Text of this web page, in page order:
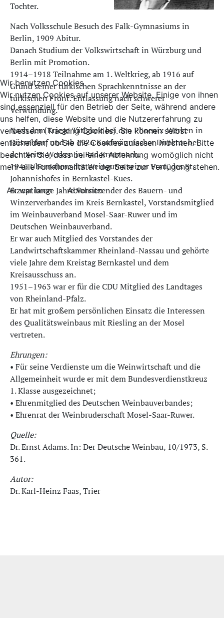
Tochter.
Nach Volksschule Besuch des Falk-Gymnasiums in
Berlin, 1909 Abitur.
Danach Studium der Volkswirtschaft in Würzburg und
Berlin mit Promotion.
1914–1918 Teilnahme am 1. Weltkrieg, ab 1916 auf
Grund seiner türkischen Sprachkenntnisse an der
türkischen Front. Entlassung nach schwerer
Verwundung.
Nach dem Kriege Tätigkeit bei den Phoenix-Werken in
Düsseldorf und ab 1926 Kaufmännischer Direktor bei
den Seitz-Werken in Bad Kreuznach.
1946 Übernahme des Weingutes seiner Frau, des St.
Johannishofes in Bernkastel-Kues.
Er war lange Jahre Vorsitzender des Bauern- und
Winzerverbandes im Kreis Bernkastel, Vorstandsmitglied
im Weinbauverband Mosel-Saar-Ruwer und im
Deutschen Weinbauverband.
Er war auch Mitglied des Vorstandes der
Landwirtschaftskammer Rheinland-Nassau und gehörte
viele Jahre dem Kreistag Bernkastel und dem
Kreisausschuss an.
1951–1963 war er für die CDU Mitglied des Landtages
von Rheinland-Pfalz.
Er hat mit großem persönlichen Einsatz die Interessen
des Qualitätsweinbaus mit Riesling an der Mosel
vertreten.
Ehrungen:
• Für seine Verdienste um die Weinwirtschaft und die
Allgemeinheit wurde er mit dem Bundesverdienstkreuz
1. Klasse ausgezeichnet;
• Ehrenmitglied des Deutschen Weinbauverbandes;
• Ehrenrat der Weinbruderschaft Mosel-Saar-Ruwer.
Quelle:
Dr. Ernst Adams. In: Der Deutsche Weinbau, 10/1973, S.
361.
Autor:
Dr. Karl-Heinz Faas, Trier
Wir benutzen Cookies
Wir nutzen Cookies auf unserer Website. Einige von ihnen
sind essenziell für den Betrieb der Seite, während andere
uns helfen, diese Website und die Nutzererfahrung zu
verbessern (Tracking Cookies). Sie können selbst
entscheiden, ob Sie die Cookies zulassen möchten. Bitte
beachten Sie, dass bei einer Ablehnung womöglich nicht
mehr alle Funktionalitäten der Seite zur Verfügung stehen.
Akzeptieren Ablehnen